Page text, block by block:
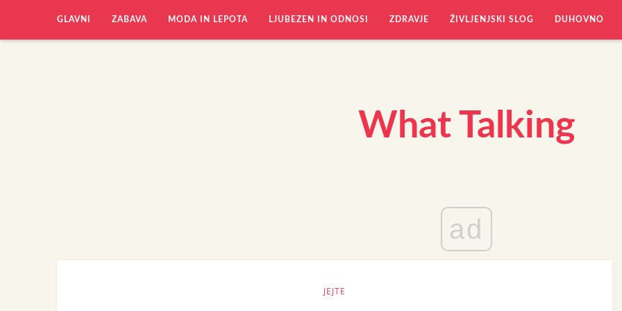
GLAVNI ZABAVA MODA IN LEPOTA LJUBEZEN IN ODNOSI ZDRAVJE ŽIVLJENJSKI SLOG DUHOVNO
What Talking
ad
JEJTE